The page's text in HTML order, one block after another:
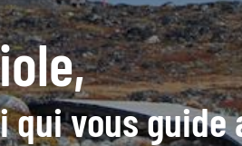
qui vous guide